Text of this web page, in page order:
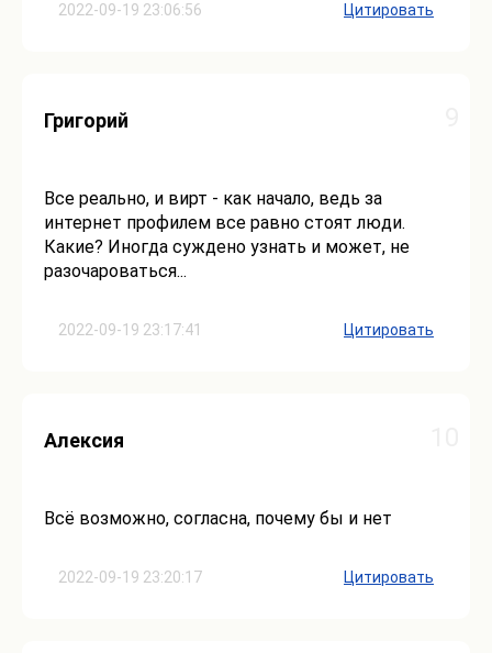
2022-09-19 23:06:56 Цитировать
2022-09-19 23:17:41
Григорий
Все реально, и вирт - как начало, ведь за
интернет профилем все равно стоят люди.
Какие? Иногда суждено узнать и может, не
разочароваться...
Цитировать
2022-09-19 23:20:17
Алексия
Всё возможно, согласна, почему бы и нет
Цитировать